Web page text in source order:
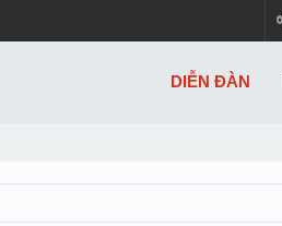
DIỄN ĐÀN